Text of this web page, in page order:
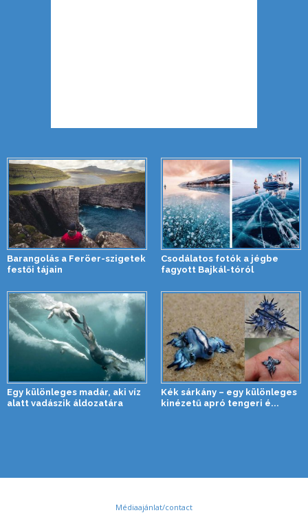
Barangolás a Feröer-szigetek
festői tájain
Csodálatos fotók a jégbe
fagyott Bajkál-tóról
Egy különleges madár, aki víz
alatt vadászik áldozatára
Kék sárkány – egy különleges
kinézetű apró tengeri é...
Médiaajánlat/contact